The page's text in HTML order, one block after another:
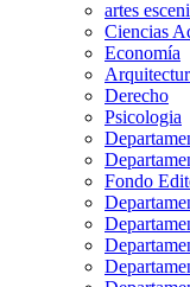
artes
Ciencias
Economía
Derecho
Psicologia
Fondo